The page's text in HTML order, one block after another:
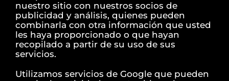
nuestro sitio con nuestros socios de
publicidad y análisis, quienes pueden
combinarla con otra información que usted
les haya proporcionado o que hayan
recopilado a partir de su uso de sus
servicios.
Utilizamos servicios de Google que pueden